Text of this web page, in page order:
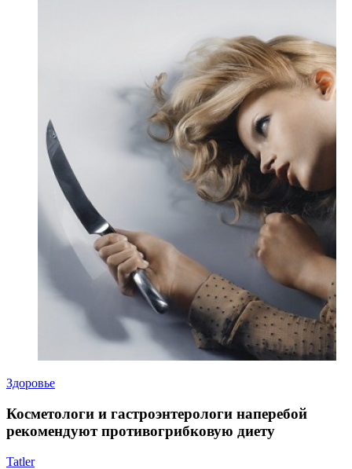
Здоровье
Косметологи и гастроэнтерологи наперебой
рекомендуют противогрибковую диету
Tatler